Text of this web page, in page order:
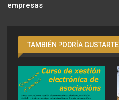
empresas
TAMBIÉN PODRÍA GUSTARTE